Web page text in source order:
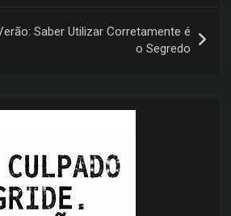
Saber Utilizar Corretamente é
o Segredo